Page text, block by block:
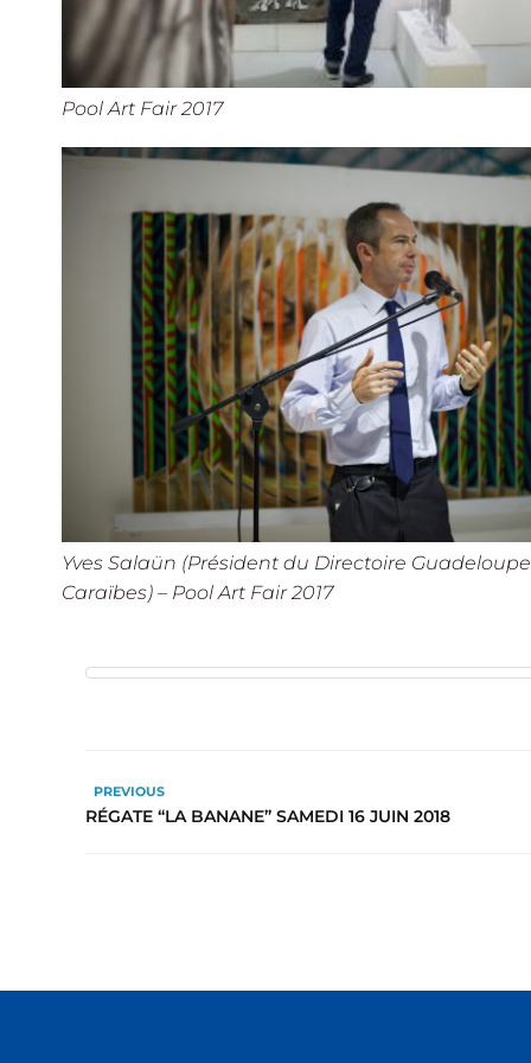
Pool Art Fair 2017
Yves Salaün (Président du Directoire
Caraïbes) – Pool Art Fair 2017
PREVIOUS
RÉGATE “LA BANANE” SAMEDI 16 JUIN 2018